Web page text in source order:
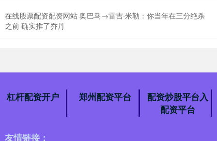
在线股票配资配资网站 奥巴马→雷吉·米勒：你当年在三分绝杀
之前 确实推了乔丹
杠杆配资开户 郑州配资平台
配资炒股平台入
配资平台
友情链接：